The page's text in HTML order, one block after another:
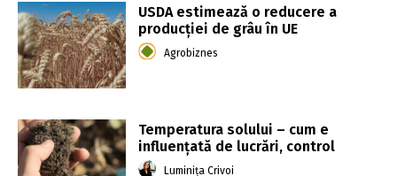
USDA estimează o reducere a
producției de grâu în UE
Agrobiznes
Temperatura solului – cum e
influențată de lucrări, control
Luminița Crivoi